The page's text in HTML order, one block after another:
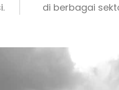
di berbagai